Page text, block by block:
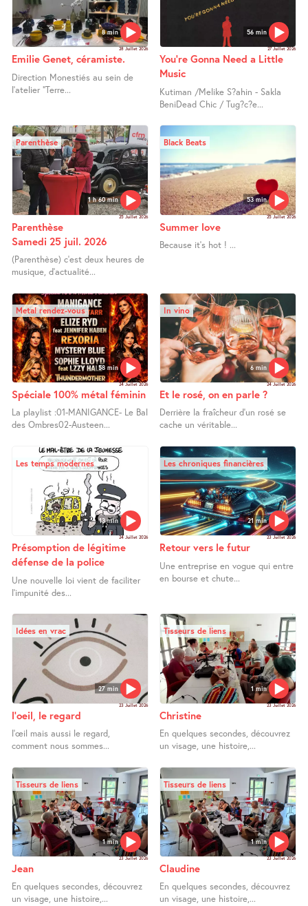
8 min
28 Juillet 2026
Emilie Genet, céramiste.
Direction Monestiés au sein de
l’atelier "Terre...
56 min
27 Juillet 2026
You’re Gonna Need a Little
Music
Kutiman /Melike S?ahin - Sakla
BeniDead Chic / Tug?c?e...
1 h 60 min
Parenthèse
25 Juillet 2026
Parenthèse
Samedi 25 juil. 2026
(Parenthèse) c’est deux heures de
musique, d’actualité...
53 min
Black Beats
25 Juillet 2026
Summer love
Because it’s hot ! ...
58 min
Metal rendez-vous
24 Juillet 2026
Spéciale 100% métal féminin
La playlist :01-MANIGANCE- Le Bal
des Ombres02-Austeen...
6 min
In vino
24 Juillet 2026
Et le rosé, on en parle ?
Derrière la fraîcheur d’un rosé se
cache un véritable...
13 min
Les temps modernes
24 Juillet 2026
Présomption de légitime
défense de la police
Une nouvelle loi vient de faciliter
l’impunité des...
21 min
Les chroniques financières
23 Juillet 2026
Retour vers le futur
Une entreprise en vogue qui entre
en bourse et chute...
27 min
Idées en vrac
23 Juillet 2026
l’oeil, le regard
l’œil mais aussi le regard,
comment nous sommes...
1 min
Tisseurs de liens
23 Juillet 2026
Christine
En quelques secondes, découvrez
un visage, une histoire,...
1 min
Tisseurs de liens
23 Juillet 2026
Jean
En quelques secondes, découvrez
un visage, une histoire,...
1 min
Tisseurs de liens
23 Juillet 2026
Claudine
En quelques secondes, découvrez
un visage, une histoire,...